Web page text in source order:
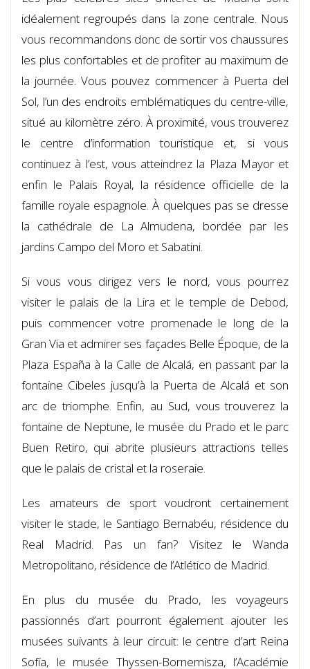
idéalement regroupés dans la zone centrale. Nous
vous recommandons donc de sortir vos chaussures
les plus confortables et de profiter au maximum de
la journée. Vous pouvez commencer à Puerta del
Sol, l’un des endroits emblématiques du centre-ville,
situé au kilomètre zéro. À proximité, vous trouverez
le centre d’information touristique et, si vous
continuez à l’est, vous atteindrez la Plaza Mayor et
enfin le Palais Royal, la résidence officielle de la
famille royale espagnole. À quelques pas se dresse
la cathédrale de La Almudena, bordée par les
jardins Campo del Moro et Sabatini.
Si vous vous dirigez vers le nord, vous pourrez
visiter le palais de la Lira et le temple de Debod,
puis commencer votre promenade le long de la
Gran Via et admirer ses façades Belle Époque, de la
Plaza España à la Calle de Alcalá, en passant par la
fontaine Cibeles jusqu’à la Puerta de Alcalá et son
arc de triomphe. Enfin, au Sud, vous trouverez la
fontaine de Neptune, le musée du Prado et le parc
Buen Retiro, qui abrite plusieurs attractions telles
que le palais de cristal et la roseraie.
Les amateurs de sport voudront certainement
visiter le stade, le Santiago Bernabéu, résidence du
Real Madrid. Pas un fan? Visitez le Wanda
Metropolitano, résidence de l’Atlético de Madrid.
En plus du musée du Prado, les voyageurs
passionnés d’art pourront également ajouter les
musées suivants à leur circuit: le centre d’art Reina
Sofía, le musée Thyssen-Bornemisza, l’Académie